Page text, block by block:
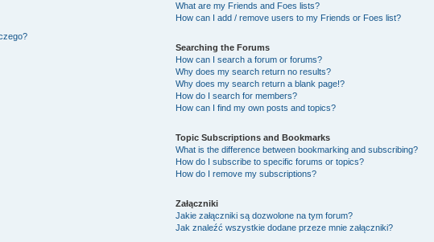
What are my Friends and Foes lists?
How can I add / remove users to my Friends or Foes list?
Searching the Forums
How can I search a forum or forums?
Why does my search return no results?
Why does my search return a blank page!?
How do I search for members?
How can I find my own posts and topics?
Topic Subscriptions and Bookmarks
What is the difference between bookmarking and subscribing?
How do I subscribe to specific forums or topics?
How do I remove my subscriptions?
Załączniki
Jakie załączniki są dozwolone na tym forum?
Jak znaleźć wszystkie dodane przeze mnie załączniki?